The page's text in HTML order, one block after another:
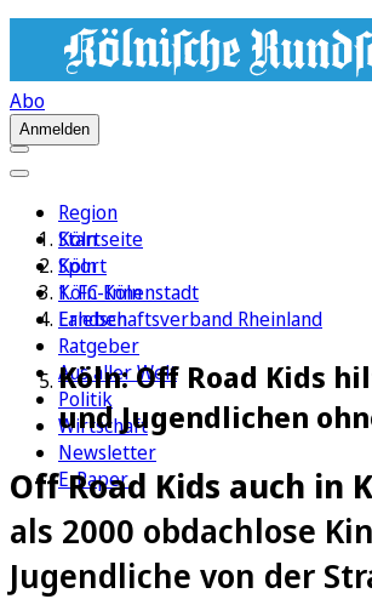
Abo
Anmelden
Region
Köln
Sport
1. FC Köln
Erleben
Ratgeber
Aus aller Welt
Politik
Wirtschaft
Newsletter
E-Paper
Startseite
Köln
Köln-Innenstadt
Landschaftsverband Rheinland
Köln: Off Road Kids
und Jugendlichen
Off Road Kids auch in
als 2000 obdachlose
Jugendliche von der